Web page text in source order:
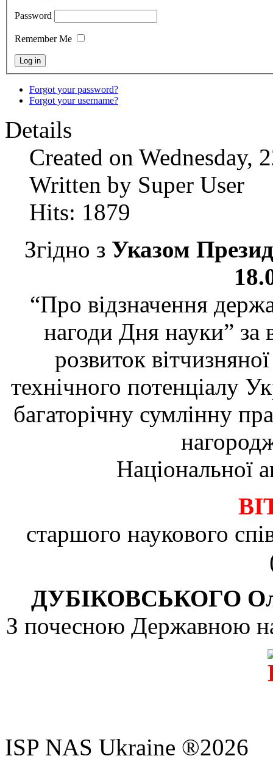
Password
Remember Me
Forgot your password?
Forgot your username?
Details
Created on Wednesday,
Written by Super User
Hits: 1879
Згідно з Указом
“Про відзначення
нагоди Дня науки” за
розвиток
технічного потенціалу
багаторічну сумлінну
Національної
старшого наукового
ДУБІКОВСЬКОГО
З почесною Державною
ISP NAS Ukraine ®2026